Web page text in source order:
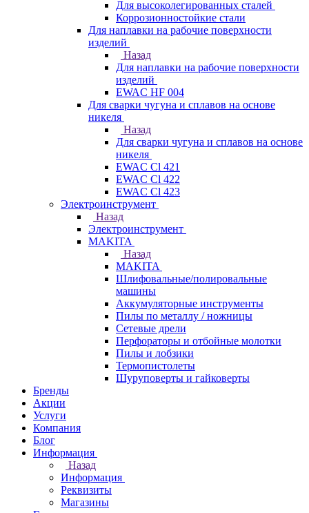
Для высоколегированных сталей
Коррозионностойкие стали
Для наплавки на рабочие поверхности
изделий
Назад
Для наплавки на рабочие поверхности
изделий
EWAC HF 004
Для сварки чугуна и сплавов на основе
никеля
Назад
Для сварки чугуна и сплавов на основе
никеля
EWAC Cl 421
EWAC Cl 422
EWAC Cl 423
Электроинструмент
Назад
Электроинструмент
МAKITA
Назад
МAKITA
Шлифовальные/полировальные
машины
Аккумуляторные инструменты
Пилы по металлу / ножницы
Сетевые дрели
Перфораторы и отбойные молотки
Пилы и лобзики
Термопистолеты
Шуруповерты и гайковерты
Бренды
Акции
Услуги
Компания
Блог
Информация
Назад
Информация
Реквизиты
Магазины